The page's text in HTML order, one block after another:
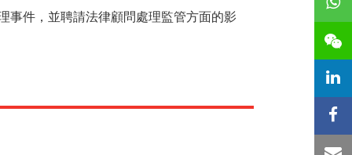
事件，並聘請法律顧問處理監管方面的影